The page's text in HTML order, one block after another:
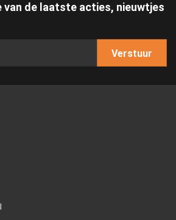
van de laatste acties, nieuwtjes
Verstuur